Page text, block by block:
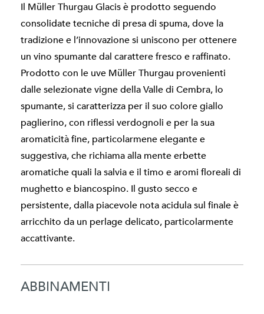
Il Müller Thurgau Glacis è prodotto seguendo
consolidate tecniche di presa di spuma, dove la
tradizione e l’innovazione si uniscono per ottenere
un vino spumante dal carattere fresco e raffinato.
Prodotto con le uve Müller Thurgau provenienti
dalle selezionate vigne della Valle di Cembra, lo
spumante, si caratterizza per il suo colore giallo
paglierino, con riflessi verdognoli e per la sua
aromaticità fine, particolarmene elegante e
suggestiva, che richiama alla mente erbette
aromatiche quali la salvia e il timo e aromi floreali di
mughetto e biancospino. Il gusto secco e
persistente, dalla piacevole nota acidula sul finale è
arricchito da un perlage delicato, particolarmente
accattivante.
ABBINAMENTI